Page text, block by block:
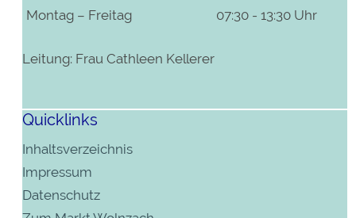
Montag – Freitag 07:30 - 13:30 Uhr
Leitung: Frau Cathleen Kellerer
Quicklinks
Inhaltsverzeichnis
Impressum
Datenschutz